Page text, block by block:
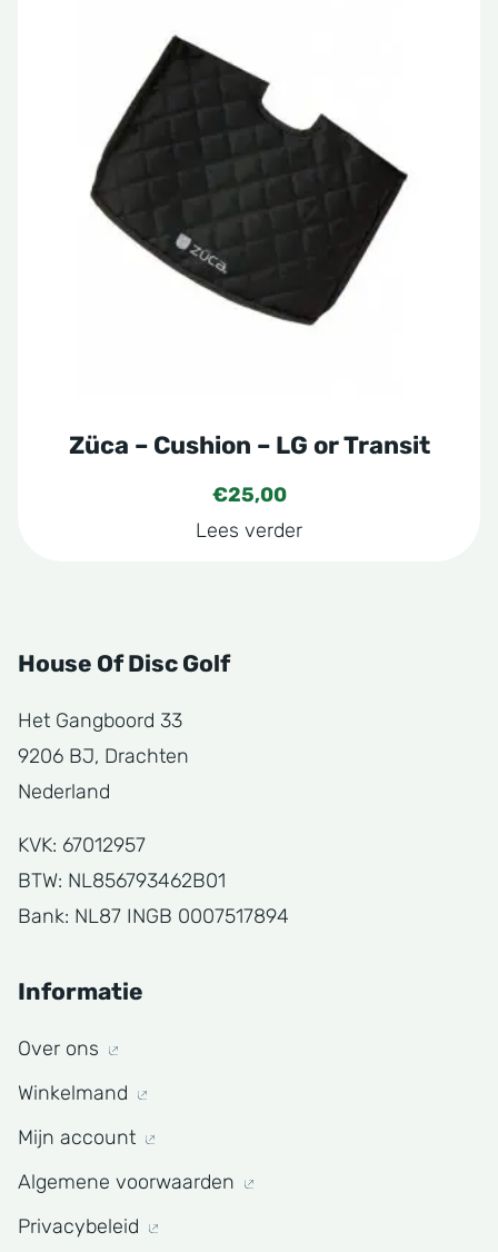
Züca – Cushion – LG or Transit
€25,00
Lees verder
House Of Disc Golf
Het Gangboord 33
9206 BJ, Drachten
Nederland
KVK: 67012957
BTW: NL856793462B01
Bank: NL87 INGB 0007517894
Informatie
Over ons
Winkelmand
Mijn account
Algemene voorwaarden
Privacybeleid